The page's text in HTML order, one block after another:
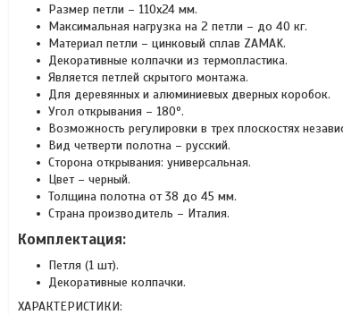
Размер петли – 110х24 мм.
Максимальная нагрузка на 2 петли – до 40 кг.
Материал петли – цинковый сплав ZAMAK.
Декоративные колпачки из термопластика.
Является петлей скрытого монтажа.
Для деревянных и алюминиевых дверных коробок.
Угол открывания – 180º.
Возможность регулировки в трех плоскостях
Вид четверти полотна – русский.
Сторона открывания: универсальная.
Цвет – черный.
Толщина полотна от 38 до 45 мм.
Страна производитель – Италия.
Комплектация:
Петля (1 шт).
Декоративные колпачки.
ХАРАКТЕРИСТИКИ: